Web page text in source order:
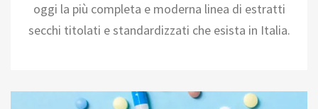
oggi la più completa e moderna linea di estratti
secchi titolati e standardizzati che esista in Italia.